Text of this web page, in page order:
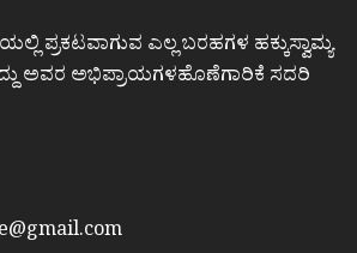
ಪ್ರಕಟವಾಗುವ ಎಲ್ಲ ಬರಹಗಳ ಹಕ್ಕುಸ್ವಾಮ್ಯ
ಅವರ ಅಭಿಪ್ರಾಯಗಳಹೊಣೆಗಾರಿಕೆ ಸದರಿ